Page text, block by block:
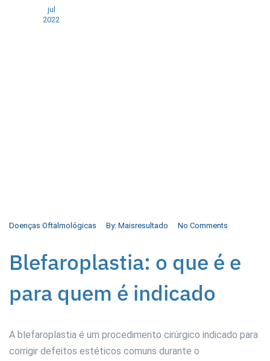
jul
2022
Doenças Oftalmológicas By: Maisresultado No Comments
Blefaroplastia: o que é e
para quem é indicado
A blefaroplastia é um procedimento cirúrgico indicado para
corrigir defeitos estéticos comuns durante o